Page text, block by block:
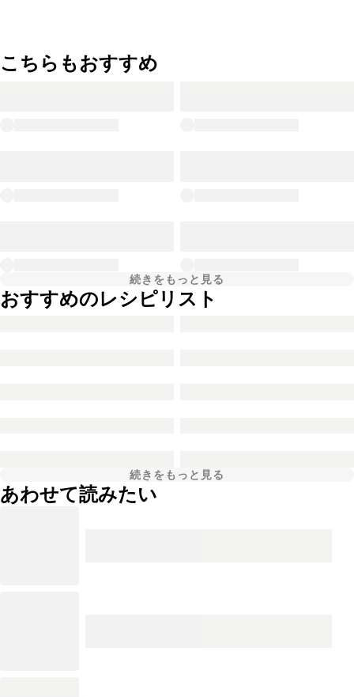
こちらもおすすめ
続きをもっと見る
おすすめのレシピリスト
続きをもっと見る
あわせて読みたい